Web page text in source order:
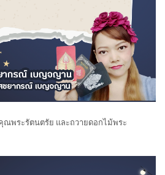
ณพระรัตนตรัย และถวายดอกไม้พระ